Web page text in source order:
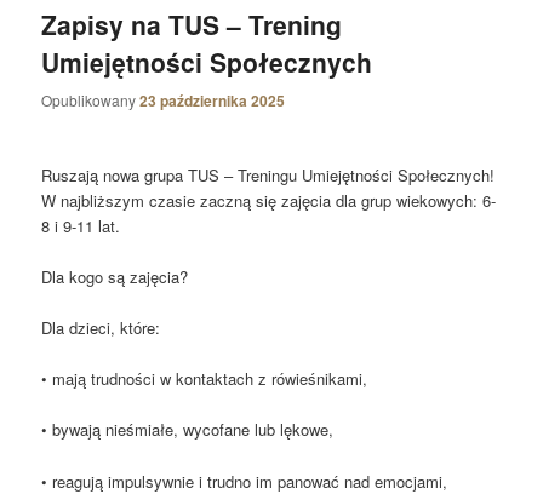
Zapisy na TUS – Trening
Umiejętności Społecznych
Opublikowany23 października 2025
Ruszają nowa grupa TUS – Treningu Umiejętności Społecznych!
W najbliższym czasie zaczną się zajęcia dla grup wiekowych: 6-
8 i 9-11 lat.
Dla kogo są zajęcia?
Dla dzieci, które:
• mają trudności w kontaktach z rówieśnikami,
• bywają nieśmiałe, wycofane lub lękowe,
• reagują impulsywnie i trudno im panować nad emocjami,